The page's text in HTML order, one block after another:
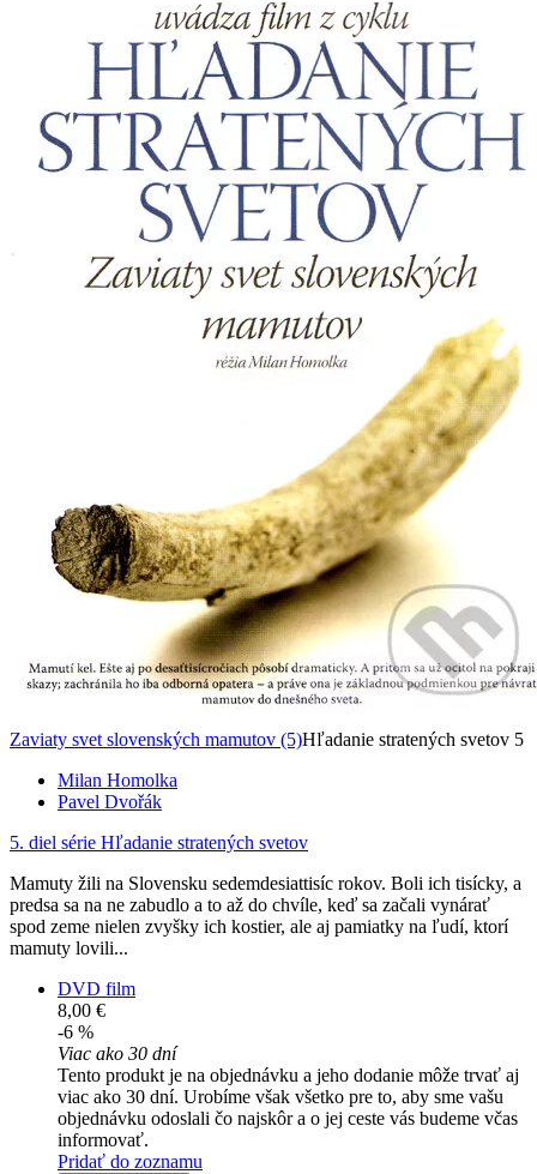
Zaviaty svet slovenských mamutov (5)Hľadanie stratených svetov 5
Milan Homolka
Pavel Dvořák
5. diel série Hľadanie stratených svetov
Mamuty žili na Slovensku sedemdesiattisíc rokov. Boli ich tisícky, a
predsa sa na ne zabudlo a to až do chvíle, keď sa začali vynárať
spod zeme nielen zvyšky ich kostier, ale aj pamiatky na ľudí, ktorí
mamuty lovili...
DVD film
8,00 €
-6 %
Viac ako 30 dní
Tento produkt je na objednávku a jeho dodanie môže trvať aj
viac ako 30 dní. Urobíme však všetko pre to, aby sme vašu
objednávku odoslali čo najskôr a o jej ceste vás budeme včas
informovať.
Pridať do zoznamu